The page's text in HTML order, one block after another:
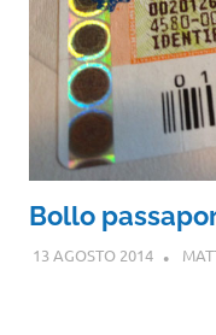
Bollo
13 AGOSTO 2014